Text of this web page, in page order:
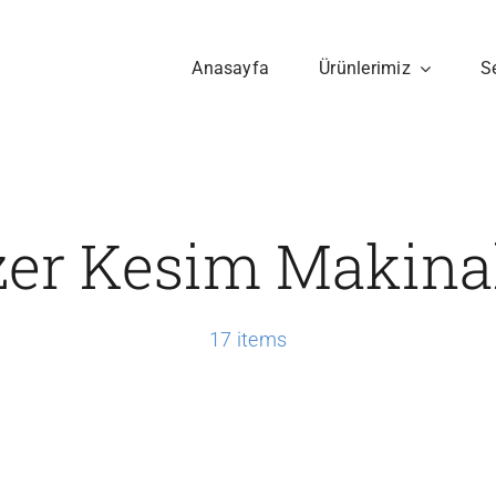
Anasayfa Ürünlerimiz
Kesim
17 items